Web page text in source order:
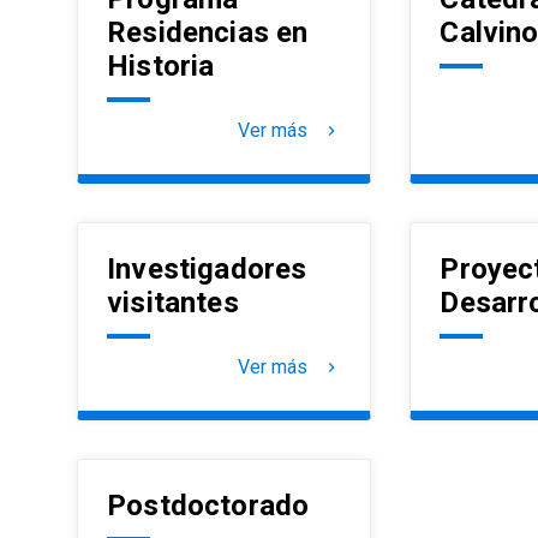
Residencias en
Historia
Ver más keyboard_arrow_right
Calvino
Investigadores
visitantes
Ver más keyboard_arrow_right
Postdoctorado